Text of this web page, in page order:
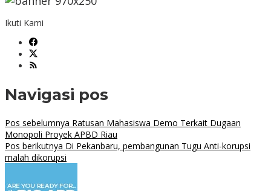
Ikuti Kami
Navigasi pos
Pos sebelumnya Ratusan Mahasiswa Demo Terkait Dugaan
Monopoli Proyek APBD Riau
Pos berikutnya Di Pekanbaru, pembangunan Tugu Anti-korupsi
malah dikorupsi